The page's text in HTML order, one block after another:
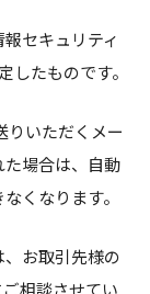
セキュリティ
したものです。
りいただくメー
場合は、自動
くなります。
お取引先様の
相談させてい